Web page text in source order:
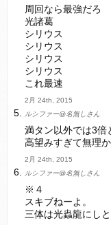
周回なら最強だろ
光諸葛
シリウス
シリウス
シリウス
シリウス
これ最速
2月 24th, 2015
ルシファー@名無しさん
満タン以外では3倍
高望みすぎて無理か
2月 24th, 2015
ルシファー@名無しさん
※４
スキブねーよ。
三体は光蟲龍にしと